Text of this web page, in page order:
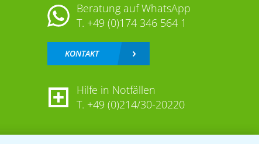
Beratung auf WhatsApp
T. +49 (0)174 346 564 1
KONTAKT
Hilfe in Notfällen
T. +49 (0)214/30-20220